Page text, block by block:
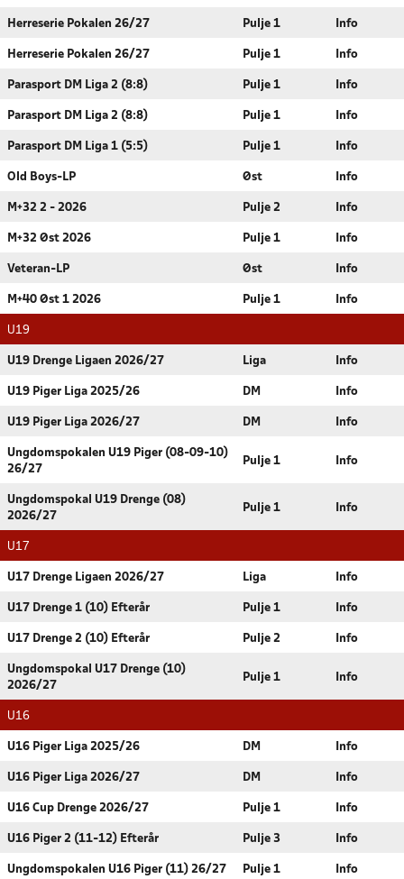
Herreserie Pokalen 26/27 Pulje 1 Info
Herreserie Pokalen 26/27 Pulje 1 Info
Parasport DM Liga 2 (8:8) Pulje 1 Info
Parasport DM Liga 2 (8:8) Pulje 1 Info
Parasport DM Liga 1 (5:5) Pulje 1 Info
Old Boys-LP Øst Info
M+32 2 - 2026 Pulje 2 Info
M+32 Øst 2026 Pulje 1 Info
Veteran-LP Øst Info
M+40 Øst 1 2026 Pulje 1 Info
U19
U19 Drenge Ligaen 2026/27 Liga Info
U19 Piger Liga 2025/26 DM Info
U19 Piger Liga 2026/27 DM Info
Ungdomspokalen U19 Piger (08-09-10)
26/27
Pulje 1 Info
Ungdomspokal U19 Drenge (08)
2026/27
Pulje 1 Info
U17
U17 Drenge Ligaen 2026/27 Liga Info
U17 Drenge 1 (10) Efterår Pulje 1 Info
U17 Drenge 2 (10) Efterår Pulje 2 Info
Ungdomspokal U17 Drenge (10)
2026/27
Pulje 1 Info
U16
U16 Piger Liga 2025/26 DM Info
U16 Piger Liga 2026/27 DM Info
U16 Cup Drenge 2026/27 Pulje 1 Info
U16 Piger 2 (11-12) Efterår Pulje 3 Info
Ungdomspokalen U16 Piger (11) 26/27 Pulje 1 Info